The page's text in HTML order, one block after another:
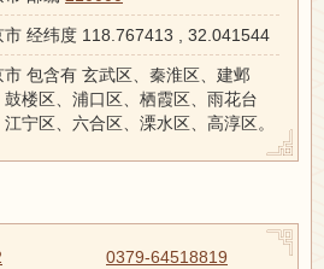
市 经纬度 118.767413 , 32.041544
市 包含有 玄武区、秦淮区、建邺
鼓楼区、浦口区、栖霞区、雨花台
江宁区、六合区、溧水区、高淳区。
0379-64518819